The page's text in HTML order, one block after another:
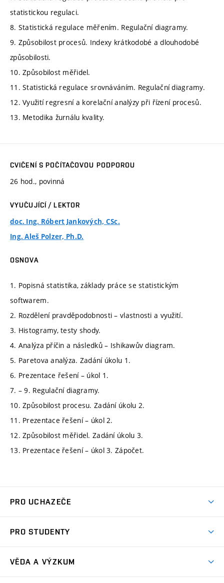
statistickou regulaci.
8. Statistická regulace měřením. Regulační diagramy.
9. Způsobilost procesů. Indexy krátkodobé a dlouhodobé
způsobilosti.
10. Způsobilost měřidel.
11. Statistická regulace srovnáváním. Regulační diagramy.
12. Využití regresní a korelační analýzy při řízení procesů.
13. Metodika žurnálu kvality.
CVIČENÍ S POČÍTAČOVOU PODPOROU
26 hod., povinná
VYUČUJÍCÍ / LEKTOR
doc. Ing. Róbert Jankových, CSc.
Ing. Aleš Polzer, Ph.D.
OSNOVA
1. Popisná statistika, základy práce se statistickým
softwarem.
2. Rozdělení pravděpodobnosti – vlastnosti a využití.
3. Histogramy, testy shody.
4. Analýza příčin a následků – Ishikawův diagram.
5. Paretova analýza. Zadání úkolu 1.
6. Prezentace řešení – úkol 1.
7. – 9. Regulační diagramy.
10. Způsobilost procesu. Zadání úkolu 2.
11. Prezentace řešení – úkol 2.
12. Způsobilost měřidel. Zadání úkolu 3.
13. Prezentace řešení – úkol 3. Zápočet.
PRO UCHAZEČE
Ambasadoři studia
PRO STUDENTY
VĚDA A VÝZKUM